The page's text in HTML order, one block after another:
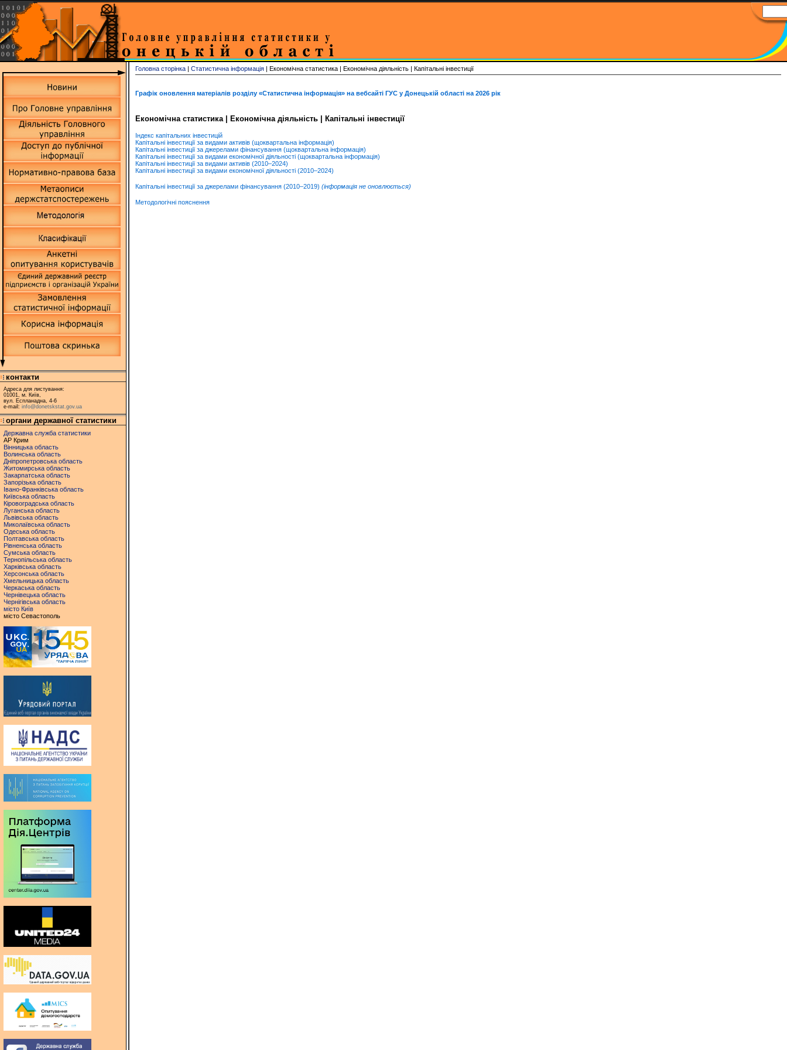
контакти
Адреса для листування:
01001, м. Київ,
вул. Еспланадна, 4-6
e-mail: info@donetskstat.gov.ua
органи державної статистики
Державна служба статистики
АР Крим
Вінницька область
Волинська область
Дніпропетровська область
Житомирська область
Закарпатська область
Запорізька область
Івано-Франківська область
Київська область
Кіровоградська область
Луганська область
Львівська область
Миколаївська область
Одеська область
Полтавська область
Рівненська область
Сумська область
Тернопільська область
Харківська область
Херсонська область
Хмельницька область
Черкаська область
Чернівецька область
Чернігівська область
місто Київ
місто Севастополь
Головна сторінка | Статистична інформація | Економічна статистика | Економічна діяльність | Капітальні інвестиції
Графік оновлення матеріалів розділу «Статистична інформація» на вебсайті ГУС у Донецькій області на 2026 рік
Економічна статистика | Економічна діяльність | Капітальні інвестиції
Індекс капітальних інвестицій
Капітальні інвестиції за видами активів (щоквартальна інформація)
Капітальні інвестиції за джерелами фінансування (щоквартальна інформація)
Капітальні інвестиції за видами економічної діяльності (щоквартальна інформація)
Капітальні інвестиції за видами активів (2010–2024)
Капітальні інвестиції за видами економічної діяльності (2010–2024)
Капітальні інвестиції за джерелами фінансування (2010–2019) (інформація не оновлюється)
Методологічні пояснення